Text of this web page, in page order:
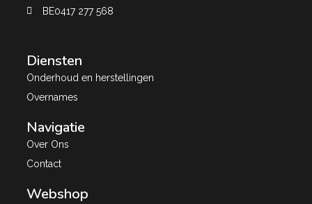
BE0417 277 568
Diensten
Onderhoud en herstellingen
Overnames
Navigatie
Over Ons
Contact
Webshop